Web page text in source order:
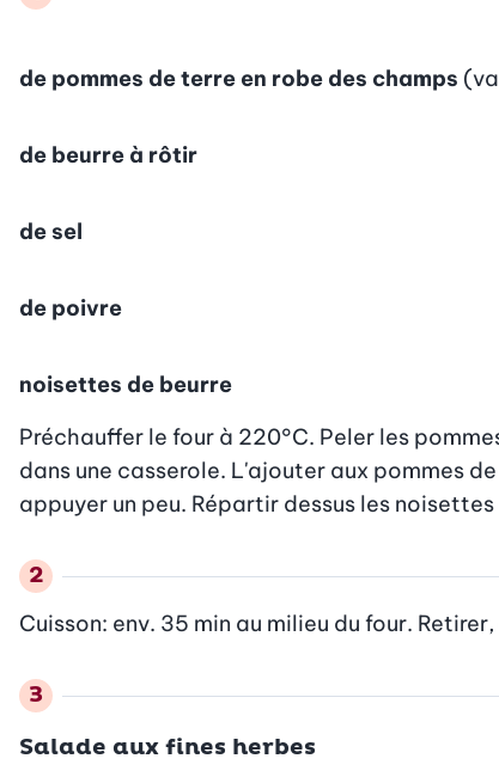
de pommes de terre en robe des champs
de beurre à rôtir
de sel
de poivre
noisettes de beurre
Préchauffer le four à 220°C. Peler les
dans une casserole. L'ajouter aux pommes
appuyer un peu. Répartir dessus les
Cuisson: env. 35 min au milieu du four.
Salade aux fines herbes